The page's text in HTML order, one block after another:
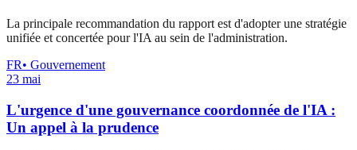
La principale recommandation du rapport est d'adopter une stratégie
unifiée et concertée pour l'IA au sein de l'administration.
FR• Gouvernement
23 mai
L'urgence d'une gouvernance coordonnée de l'IA :
Un appel à la prudence